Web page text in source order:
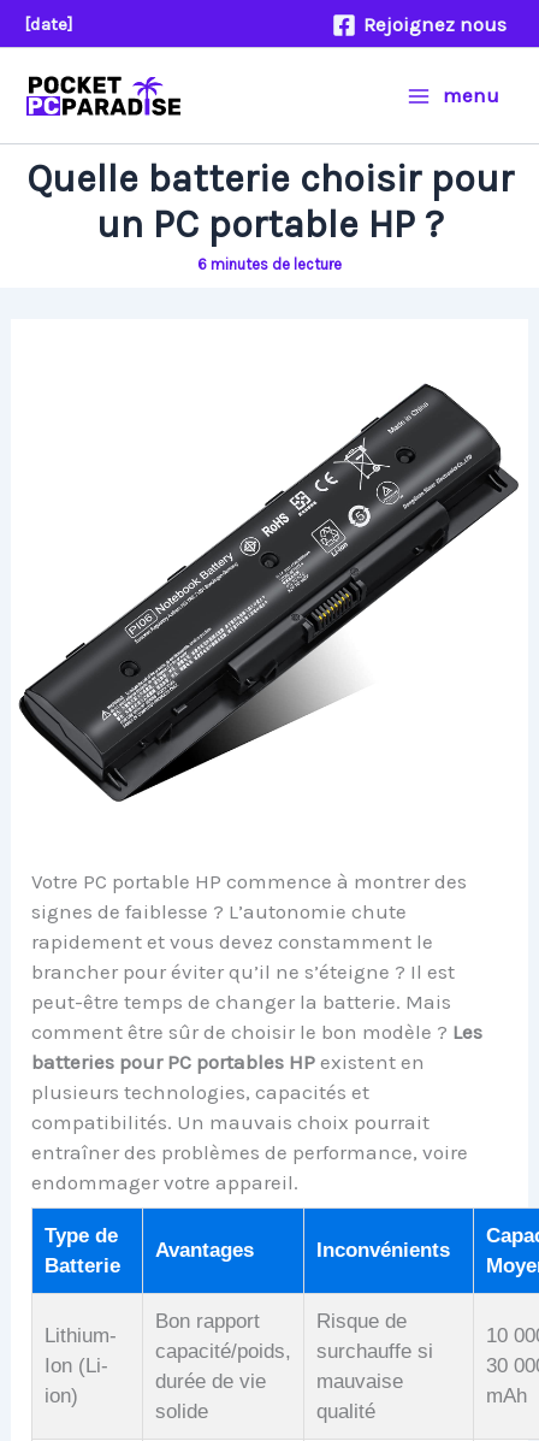
Aller
au
contenu
[date] Rejoignez nous
menu
Quelle batterie choisir pour
un PC portable HP ?
6 minutes de lecture
Votre PC portable HP commence à montrer des
signes de faiblesse ? L’autonomie chute
rapidement et vous devez constamment le
brancher pour éviter qu’il ne s’éteigne ? Il est
peut-être temps de changer la batterie. Mais
comment être sûr de choisir le bon modèle ? Les
batteries pour PC portables HP existent en
plusieurs technologies, capacités et
compatibilités. Un mauvais choix pourrait
entraîner des problèmes de performance, voire
endommager votre appareil.
Type de
Batterie
Avantages Inconvénients
Lithium-
Ion (Li-
ion)
Bon rapport
capacité/poids,
durée de vie
solide
Risque de
surchauffe si
mauvaise
qualité
10
30
mAh